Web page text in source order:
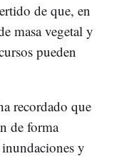
de que, en
masa vegetal y
pueden
recordado que
de forma
y